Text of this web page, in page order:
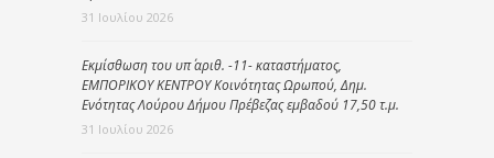
31 Ιουλίου 2026
Εκμίσθωση του υπ΄ αριθ. -11- καταστήματος,
ΕΜΠΟΡΙΚΟΥ ΚΕΝΤΡΟΥ Κοινότητας Ωρωπού, Δημ.
Ενότητας Λούρου Δήμου Πρέβεζας εμβαδού 17,50 τ.μ.
31 Ιουλίου 2026